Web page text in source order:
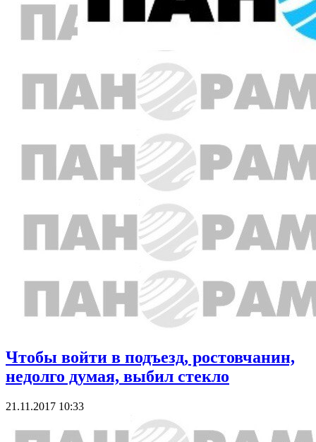
Чтобы войти в подъезд, ростовчанин,
недолго думая, выбил стекло
21.11.2017 10:33